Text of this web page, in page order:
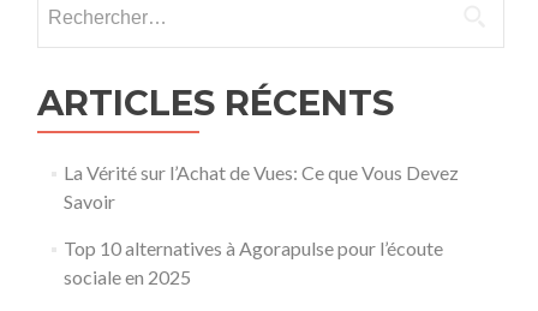
ARTICLES RÉCENTS
La Vérité sur l’Achat de Vues: Ce que Vous Devez
Savoir
Top 10 alternatives à Agorapulse pour l’écoute
sociale en 2025